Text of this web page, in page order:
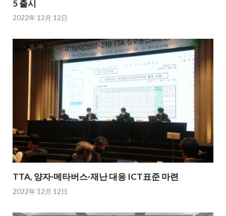
5 출시
2022年 12月 12日
TTA, 양자·메타버스·재난 대응 ICT표준 마련
2022年 12月 12日